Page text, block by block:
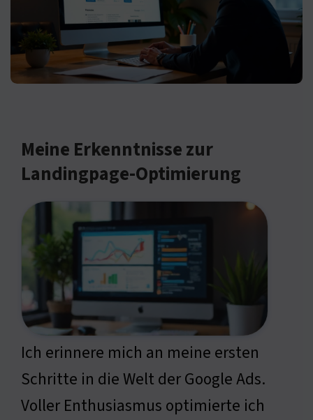
Meine Erkenntnisse zur
Landingpage-Optimierung
Ich erinnere mich an meine ersten
Schritte in die Welt der Google Ads.
Voller Enthusiasmus optimierte ich